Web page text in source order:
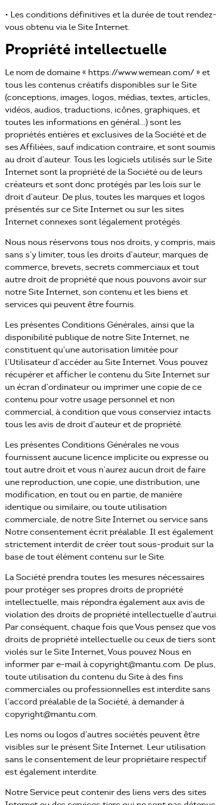
• Les conditions définitives et la durée de tout rendez-
vous obtenu via le Site Internet.
Propriété intellectuelle
Le nom de domaine « https://www.wemean.com/ » et
tous les contenus créatifs disponibles sur le Site
(conceptions, images, logos, médias, textes, articles,
vidéos, audios, traductions, icônes, graphiques, et
toutes les informations en général…) sont les
propriétés entières et exclusives de la Société et de
ses Affiliées, sauf indication contraire, et sont soumis
au droit d’auteur. Tous les logiciels utilisés sur le Site
Internet sont la propriété de la Société ou de leurs
créateurs et sont donc protégés par les lois sur le
droit d’auteur. De plus, toutes les marques et logos
présentés sur ce Site Internet ou sur les sites
Internet connexes sont légalement protégés.
Nous nous réservons tous nos droits, y compris, mais
sans s’y limiter, tous les droits d’auteur, marques de
commerce, brevets, secrets commerciaux et tout
autre droit de propriété que nous pouvons avoir sur
notre Site Internet, son contenu et les biens et
services qui peuvent être fournis.
Les présentes Conditions Générales, ainsi que la
disponibilité publique de notre Site Internet, ne
constituent qu’une autorisation limitée pour
l’Utilisateur d’accéder au Site Internet. Vous pouvez
récupérer et afficher le contenu du Site Internet sur
un écran d’ordinateur ou imprimer une copie de ce
contenu pour votre usage personnel et non
commercial, à condition que vous conserviez intacts
tous les avis de droit d’auteur et de propriété.
Les présentes Conditions Générales ne vous
fournissent aucune licence implicite ou expresse ou
tout autre droit et vous n’aurez aucun droit de faire
une reproduction, une copie, une distribution, une
modification, en tout ou en partie, de manière
identique ou similaire, ou toute utilisation
commerciale, de notre Site Internet ou service sans
Notre consentement écrit préalable. Il est également
strictement interdit de créer tout sous-produit sur la
base de tout élément contenu sur le Site.
La Société prendra toutes les mesures nécessaires
pour protéger ses propres droits de propriété
intellectuelle, mais répondra également aux avis de
violation des droits de propriété intellectuelle d’autrui.
Par conséquent, chaque fois que Vous pensez que vos
droits de propriété intellectuelle ou ceux de tiers sont
violés sur le Site Internet, Vous pouvez Nous en
informer par e-mail à copyright@mantu.com. De plus,
toute utilisation du contenu du Site à des fins
commerciales ou professionnelles est interdite sans
l’accord préalable de la Société, à demander à
copyright@mantu.com.
Les noms ou logos d’autres sociétés peuvent être
visibles sur le présent Site Internet. Leur utilisation
sans le consentement de leur propriétaire respectif
est également interdite.
Notre Service peut contenir des liens vers des sites